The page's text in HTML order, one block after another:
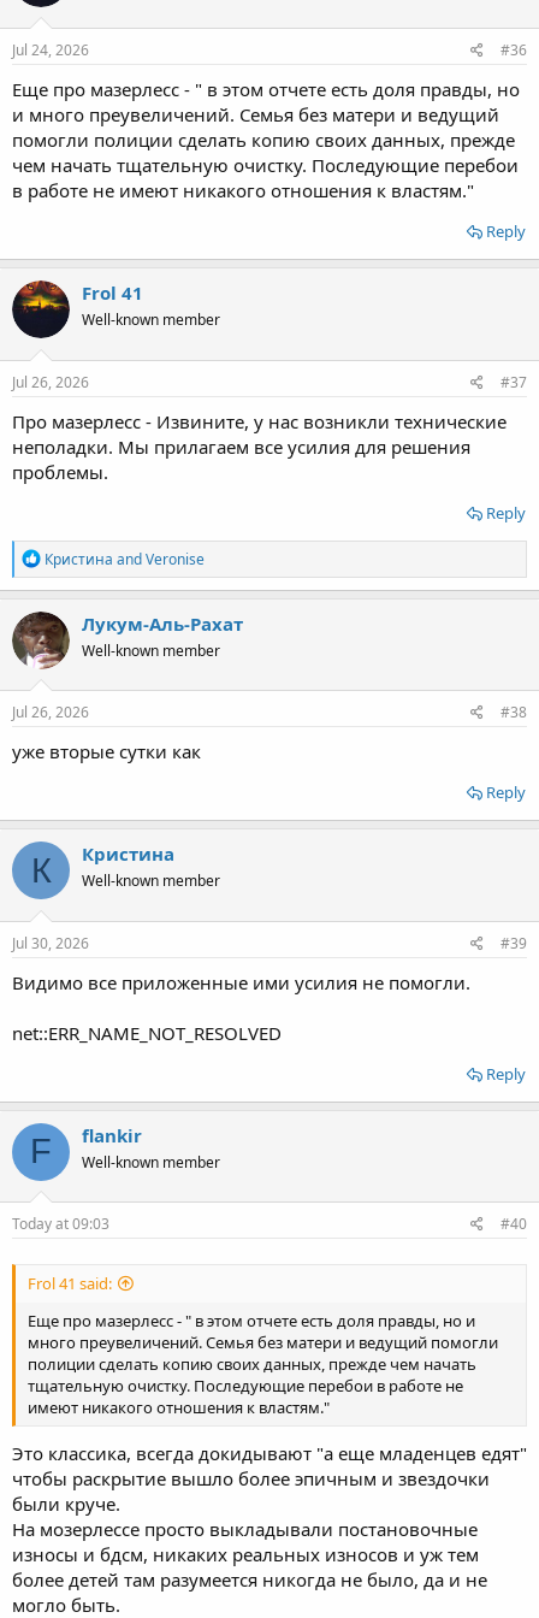
o
n
s
Jul 24, 2026 #36
Еще про мазерлесс - " в этом отчете есть доля правды, но
и много преувеличений. Семья без матери и ведущий
помогли полиции сделать копию своих данных, прежде
чем начать тщательную очистку. Последующие перебои
в работе не имеют никакого отношения к властям."
Reply
Frol 41
Well-known member
Jul 26, 2026 #37
Про мазерлесс - Извините, у нас возникли технические
неполадки. Мы прилагаем все усилия для решения
проблемы.
Reply
R
e
a
c
t
i
o
n
s
Кристина andVeronise
Лукум-Аль-Рахат
Well-known member
Jul 26, 2026 #38
уже вторые сутки как
Reply
К Кристина
Well-known member
Jul 30, 2026 #39
Видимо все приложенные ими усилия не помогли.
net::ERR_NAME_NOT_RESOLVED
Reply
F flankir
Well-known member
Today at 09:03 #40
Frol 41 said:
Еще про мазерлесс - " в этом отчете есть доля правды, но и
много преувеличений. Семья без матери и ведущий помогли
полиции сделать копию своих данных, прежде чем начать
тщательную очистку. Последующие перебои в работе не
имеют никакого отношения к властям."
Это классика, всегда докидывают "а еще младенцев едят"
чтобы раскрытие вышло более эпичным и звездочки
были круче.
На мозерлессе просто выкладывали постановочные
износы и бдсм, никаких реальных износов и уж тем
более детей там разумеется никогда не было, да и не
могло быть.